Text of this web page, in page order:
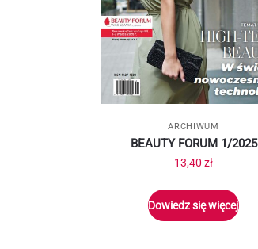
ARCHIWUM
BEAUTY FORUM 1/2025
13,40 zł
Dowiedz się więcej